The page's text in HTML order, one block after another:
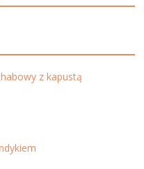
z kapustą